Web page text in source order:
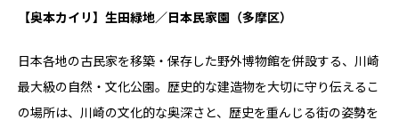
【奥本カイリ】生田緑地／日本民家園（多摩区）
日本各地の古民家を移築・保存した野外博物館を併設する、川崎
最大級の自然・文化公園。歴史的な建造物を大切に守り伝えるこ
の場所は、川崎の文化的な奥深さと、歴史を重んじる街の姿勢を